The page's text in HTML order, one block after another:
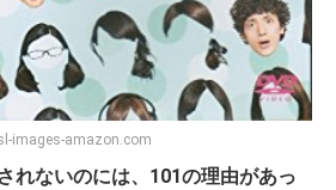
images-amazon.com
れないのには、101の理由があっ